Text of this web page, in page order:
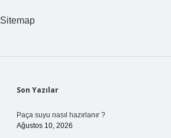
Sitemap
Sidebar
Son Yazılar
Paça suyu nasıl hazırlanır ?
Ağustos 10, 2026